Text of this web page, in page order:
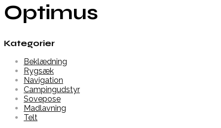
Optimus
Kategorier
Beklædning
Rygsæk
Navigation
Campingudstyr
Sovepose
Madlavning
Telt